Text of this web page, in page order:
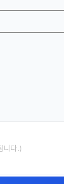
니다.)